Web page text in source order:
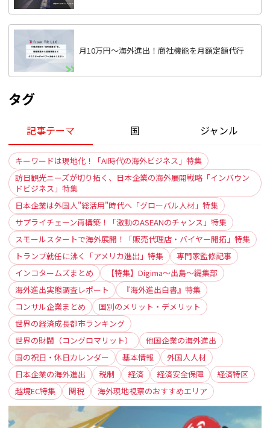
月10万円〜海外進出！商社機能を月額定額代行
タグ
記事テーマ 国 ジャンル
キーワードは現地化！「AI時代の海外ビジネス」特集
訪日観光ニーズが切り拓く、日本企業の海外展開戦略「インバウン
ドビジネス」特集
日本企業は外国人"総活用"時代へ「グローバル人材」特集
サプライチェーン再構築！「激動のASEANのチャンス」特集
スモールスタートで海外展開！「販売代理店・バイヤー開拓」特集
トランプ就任に沸く「アメリカ進出」特集
専門家監修記事
インコタームズまとめ
【特集】Digima〜出島〜編集部
海外進出実態調査レポート
『海外進出白書』特集
コンサル企業まとめ
国別のメリット・デメリット
世界の経済成長都市ランキング
世界の財閥（コングロマリット）
他国企業の海外進出
国の祝日・休日カレンダー
基本情報
外国人人材
日本企業の海外進出
税制 経済 経済安全保障
経済特区
越境EC特集
関税 海外現地視察のおすすめエリア